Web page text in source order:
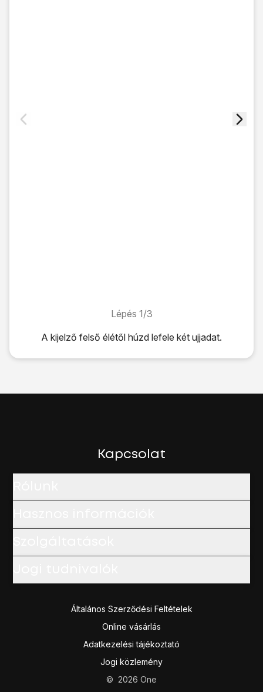
Lépés 1/3
Lépés 1/3A kijelző felső élétől húzd lefele két ujjadat.
A kijelző felső élétől húzd lefele két ujjadat.
Kapcsolat
Általános Szerződési Feltételek
Online vásárlás
Adatkezelési tájékoztató
Jogi közlemény
© 2026 One